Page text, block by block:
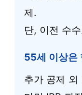
제.
단, 이전 수
55세 이상은
추가 공제 외